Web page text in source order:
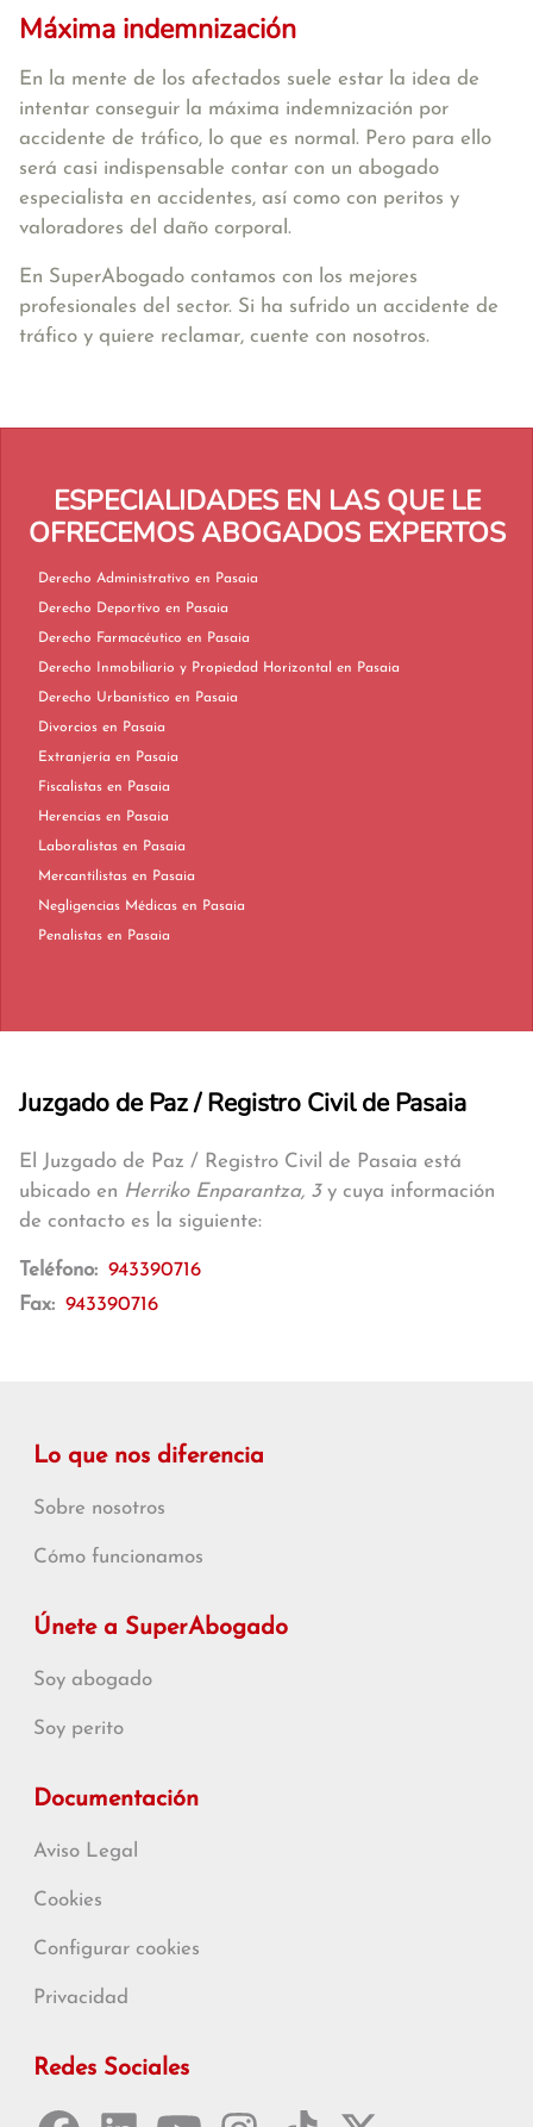
Máxima indemnización
En la mente de los afectados suele estar la idea de
intentar conseguir la máxima indemnización por
accidente de tráfico, lo que es normal. Pero para ello
será casi indispensable contar con un abogado
especialista en accidentes, así como con peritos y
valoradores del daño corporal.
En SuperAbogado contamos con los mejores
profesionales del sector. Si ha sufrido un accidente de
tráfico y quiere reclamar, cuente con nosotros.
ESPECIALIDADES EN LAS QUE LE
OFRECEMOS ABOGADOS EXPERTOS
Derecho Administrativo en Pasaia
Derecho Deportivo en Pasaia
Derecho Farmacéutico en Pasaia
Derecho Inmobiliario y Propiedad Horizontal en Pasaia
Derecho Urbanístico en Pasaia
Divorcios en Pasaia
Extranjería en Pasaia
Fiscalistas en Pasaia
Herencias en Pasaia
Laboralistas en Pasaia
Mercantilistas en Pasaia
Negligencias Médicas en Pasaia
Penalistas en Pasaia
Juzgado de Paz / Registro Civil de Pasaia
El Juzgado de Paz / Registro Civil de Pasaia está
ubicado en Herriko Enparantza, 3y cuya información
de contacto es la siguiente:
Teléfono: 943390716
Fax: 943390716
Lo que nos diferencia
Sobre nosotros
Cómo funcionamos
Únete a SuperAbogado
Soy abogado
Soy perito
Documentación
Aviso Legal
Cookies
Configurar cookies
Privacidad
Redes Sociales